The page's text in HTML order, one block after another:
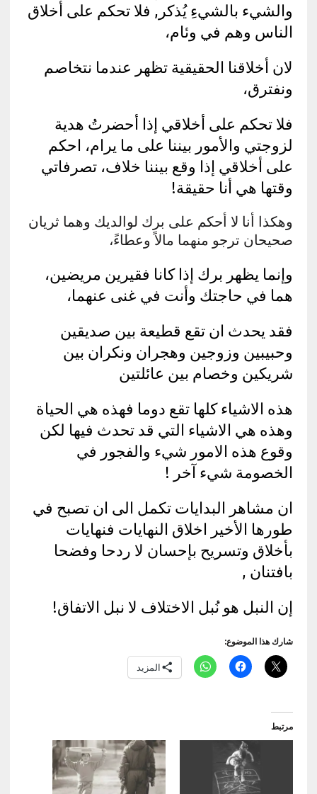
والشيء بالشيءِ يُذكر, فلا تحكم على أخلاق
الناس وهم في وئام،
لان أخلاقنا الحقيقية تظهر عندما نتخاصم
ونفترق،
فلا تحكم على أخلاقي إذا أحضرتُ هدية
لزوجتي والأمور بيننا على ما يرام، احكم
على أخلاقي إذا وقع بيننا خلاف، تصرفاتي
وقتها هي أنا حقيقة!
وهكذا أنا لا أحكم على برك لوالديك وهما ثريان
صحيحان ترجو منهما مالاً وعطاءً،
وإنما يظهر برك إذا كانا فقيرين مريضين،
هما في حاجتك وأنت في غنى عنهما،
فقد يحدث ان تقع قطيعة بين صديقين
وحبيبين وزوجين وهجران ونكران بين
شريكين وخصام بين عائلتين
هذه الاشياء كلها تقع دوما فهذه هي الحياة
وهذه هي الاشياء التي قد تحدث فيها لكن
وقوع هذه الامور شيء والفجور في
الخصومة شيء آخر !
ان مشاهر البدايات تكمل الى ان تصبح في
طورها الأخير اخلاق النهايات فنهايات
بأخلاق وتسريح بإحسان لا ردحا وفضحا
بافتنان ,
إن النبل هو نُبل الاختلاف لا نبل الاتفاق!
شارك هذا الموضوع:
المزيد
مرتبط